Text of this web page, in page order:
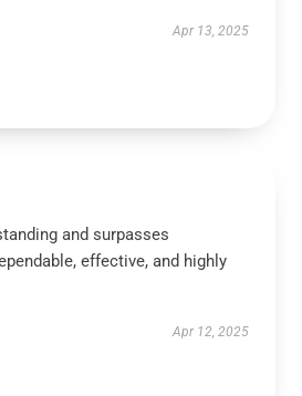
Apr 13, 2025
and surpasses
effective, and highly
Apr 12, 2025